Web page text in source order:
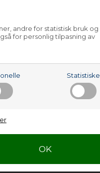
andre for statistisk bruk og
for personlig tilpasning av
Statistiske